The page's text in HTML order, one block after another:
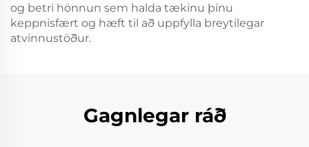
og betri hönnun sem halda tækinu þínu
keppnisfært og hæft til að uppfylla breytilegar
atvinnustöður.
Gagnlegar ráð